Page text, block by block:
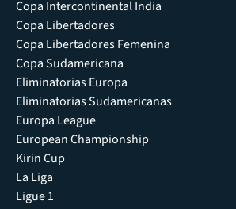
Copa Intercontinental India
Copa Libertadores
Copa Libertadores Femenina
Copa Sudamericana
Eliminatorias Europa
Eliminatorias Sudamericanas
Europa League
European Championship
Kirin Cup
La Liga
Ligue 1